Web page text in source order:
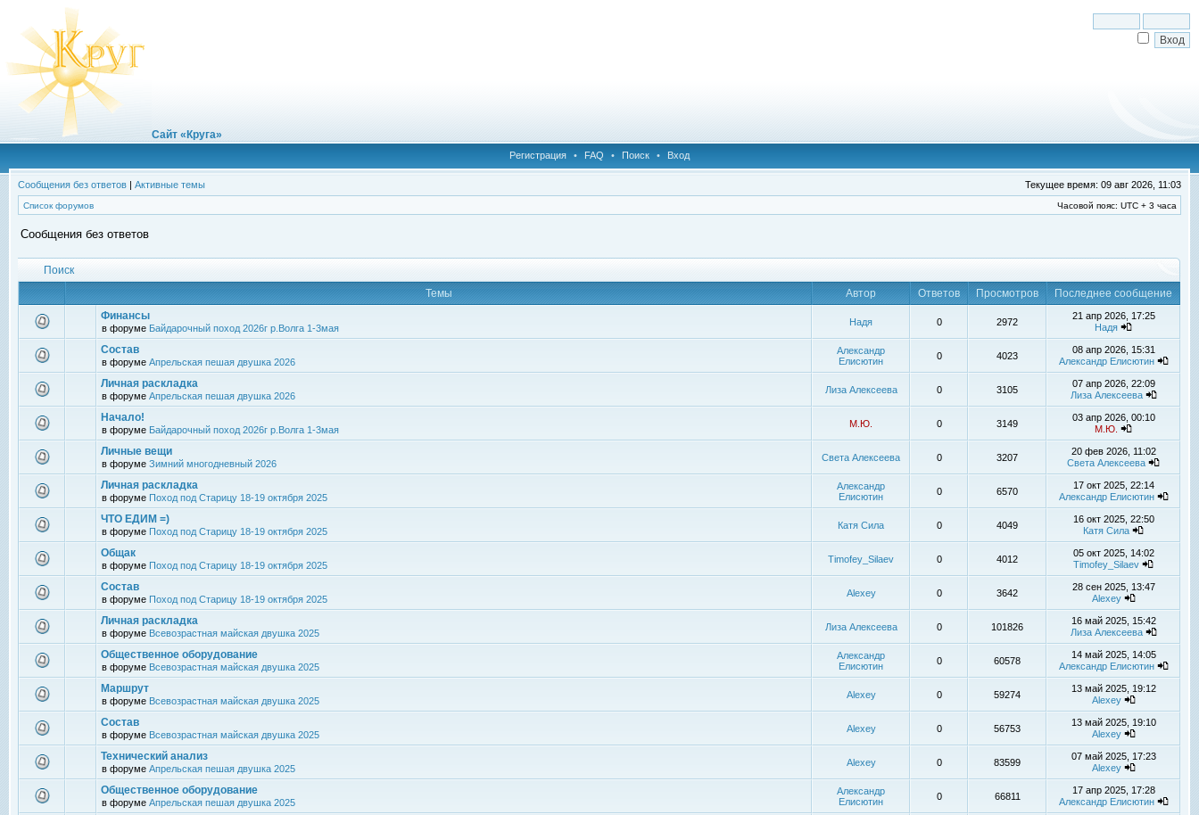
Сайт «Круга»
Регистрация • FAQ • Поиск • Вход
Сообщения без ответов | Активные темы Текущее время: 09 авг 2026, 11:03
Список форумов Часовой пояс: UTC + 3 часа
Сообщения без ответов
Поиск
Темы
Автор Ответов Просмотров
Последнее сообщение
Финансы
в форуме Байдарочный поход 2026г р.Волга 1-3мая
Надя 0 2972
21 апр 2026, 17:25
Надя
Состав
в форуме Апрельская пешая двушка 2026
Александр
Елисютин
0 4023
08 апр 2026, 15:31
Александр Елисютин
Личная раскладка
в форуме Апрельская пешая двушка 2026
Лиза Алексеева 0 3105
07 апр 2026, 22:09
Лиза Алексеева
Начало!
в форуме Байдарочный поход 2026г р.Волга 1-3мая
М.Ю. 0 3149
03 апр 2026, 00:10
М.Ю.
Личные вещи
в форуме Зимний многодневный 2026
Света Алексеева 0 3207
20 фев 2026, 11:02
Света Алексеева
Личная раскладка
в форуме Поход под Старицу 18-19 октября 2025
Александр
Елисютин
0 6570
17 окт 2025, 22:14
Александр Елисютин
ЧТО ЕДИМ =)
в форуме Поход под Старицу 18-19 октября 2025
Катя Сила 0 4049
16 окт 2025, 22:50
Катя Сила
Общак
в форуме Поход под Старицу 18-19 октября 2025
Timofey_Silaev 0 4012
05 окт 2025, 14:02
Timofey_Silaev
Состав
в форуме Поход под Старицу 18-19 октября 2025
Alexey 0 3642
28 сен 2025, 13:47
Alexey
Личная раскладка
в форуме Всевозрастная майская двушка 2025
Лиза Алексеева 0 101826
16 май 2025, 15:42
Лиза Алексеева
Общественное оборудование
в форуме Всевозрастная майская двушка 2025
Александр
Елисютин
0 60578
14 май 2025, 14:05
Александр Елисютин
Маршрут
в форуме Всевозрастная майская двушка 2025
Alexey 0 59274
13 май 2025, 19:12
Alexey
Состав
в форуме Всевозрастная майская двушка 2025
Alexey 0 56753
13 май 2025, 19:10
Alexey
Технический анализ
в форуме Апрельская пешая двушка 2025
Alexey 0 83599
07 май 2025, 17:23
Alexey
Общественное оборудование
в форуме Апрельская пешая двушка 2025
Александр
Елисютин
0 66811
17 апр 2025, 17:28
Александр Елисютин